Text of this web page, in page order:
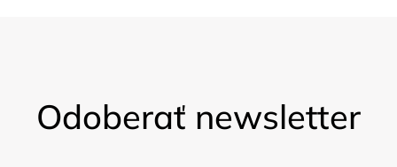
Odoberať newsletter